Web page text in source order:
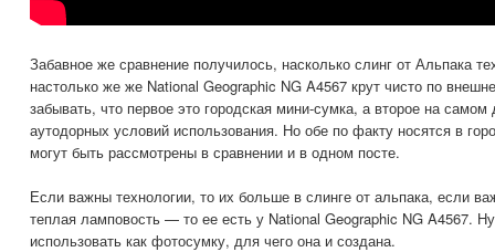
Забавное же сравнение получилось, насколько слинг от Альпака
настолько же же National Geographic NG A4567 крут чисто по
забывать, что первое это городская мини-сумка, а второе на
аутодорных условий использования. Но обе по факту носятся в
могут быть рассмотрены в сравнении и в одном посте.
Если важны технологии, то их больше в слинге от альпака, если
теплая ламповость — то ее есть у National Geographic NG A4567.
использовать как фотосумку, для чего она и создана.